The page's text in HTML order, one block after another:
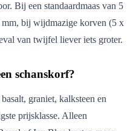
Bij een standaardmaas van 5
bij wijdmazige korven (5 x
van twijfel liever iets groter.
schanskorf?
graniet, kalksteen en
prijsklasse. Alleen